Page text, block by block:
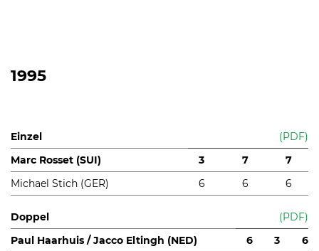
1995
Einzel
(PDF)
Marc Rosset (SUI)
3 7
7
Michael Stich (GER)
6 6 6
Doppel
(PDF)
Paul Haarhuis / Jacco Eltingh (NED)
6 3
6